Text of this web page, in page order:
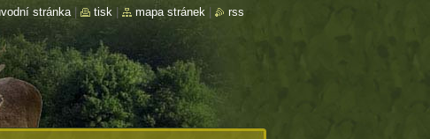
stránka tisk mapa stránek rss